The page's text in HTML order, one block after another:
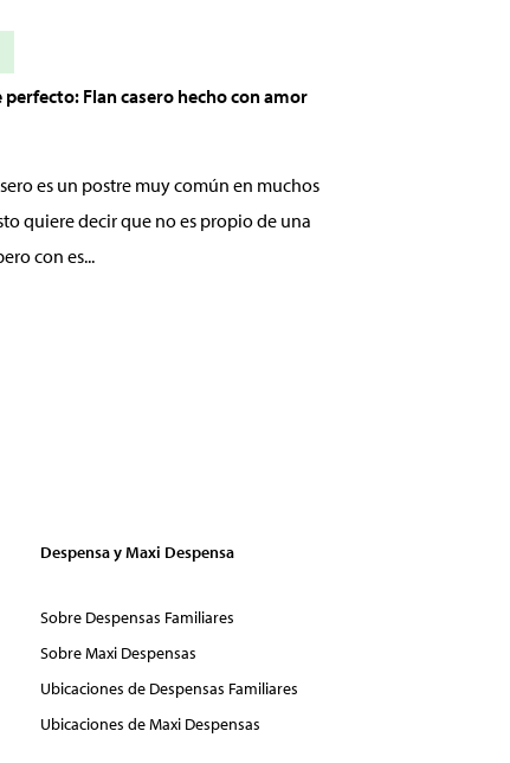
perfecto: Flan casero hecho con amor
es un postre muy común en muchos
quiere decir que no es propio de una
con es...
Despensa y Maxi Despensa
Sobre Despensas Familiares
Sobre Maxi Despensas
Ubicaciones de Despensas Familiares
Ubicaciones de Maxi Despensas